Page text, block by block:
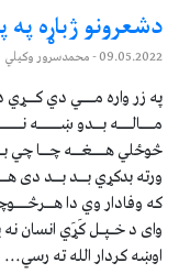
دشعرونو ژباړه
09.05.2022- محمدسرور وکیلي
په زر واره مـــي دي
مـــالـــه بــدو ښـــــه
څوځلي هـــغــه چــا چي
ورته بدکړي بــد بــد
که وفادار وي دا
وای د خـپـل کَړَي انسان
اوښه کردار الله ته رسي...